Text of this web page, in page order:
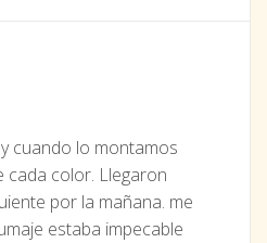
cuando lo montamos
cada color. Llegaron
por la mañana. me
estaba impecable